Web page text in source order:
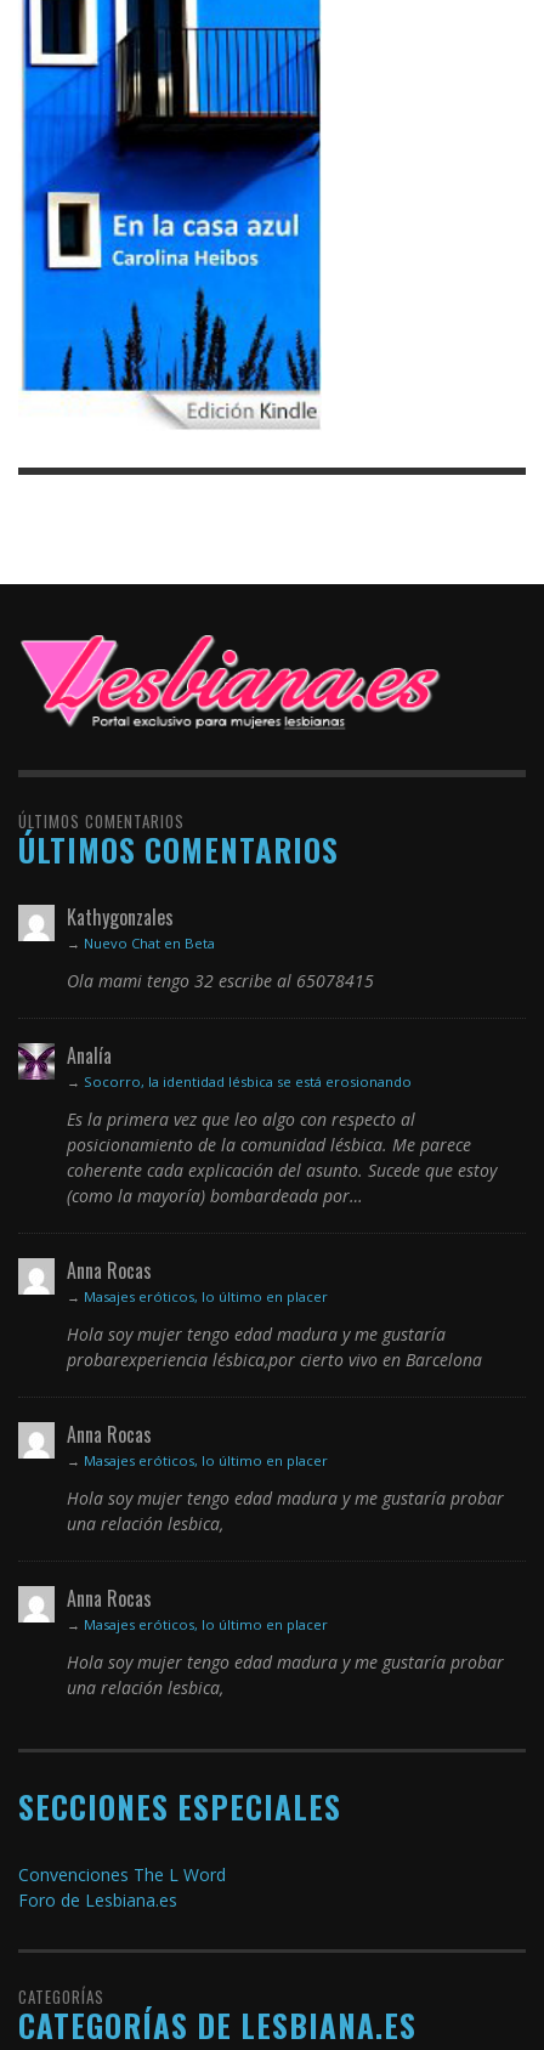
ÚLTIMOS COMENTARIOS
ÚLTIMOS COMENTARIOS
Kathygonzales
→ Nuevo Chat en Beta
Ola mami tengo 32 escribe al 65078415
Analía
→ Socorro, la identidad lésbica se está erosionando
Es la primera vez que leo algo con respecto al
posicionamiento de la comunidad lésbica. Me parece
coherente cada explicación del asunto. Sucede que estoy
(como la mayoría) bombardeada por…
Anna Rocas
→ Masajes eróticos, lo último en placer
Hola soy mujer tengo edad madura y me gustaría
probarexperiencia lésbica,por cierto vivo en Barcelona
Anna Rocas
→ Masajes eróticos, lo último en placer
Hola soy mujer tengo edad madura y me gustaría probar
una relación lesbica,
Anna Rocas
→ Masajes eróticos, lo último en placer
Hola soy mujer tengo edad madura y me gustaría probar
una relación lesbica,
SECCIONES ESPECIALES
Convenciones The L Word
Foro de Lesbiana.es
CATEGORÍAS
CATEGORÍAS DE LESBIANA.ES